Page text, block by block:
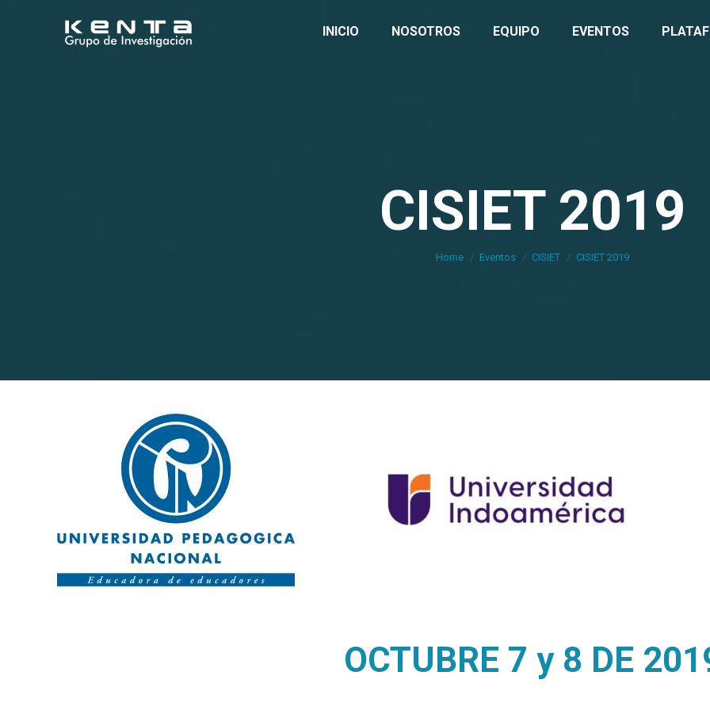
INICIO NOSOTROS EQUIPO EVENTOS
CISIET 2019
You are here:
Home Eventos CISIET CISIET 2019
OCTUBRE 7 y 8 DE